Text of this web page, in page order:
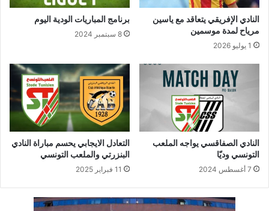
النادي الإفريقي يتعاقد مع ياسين
مرياح لمدة موسمين
1 يوليو 2026
برنامج المباريات الودية اليوم
8 سبتمبر 2024
النادي الصفاقسي يواجه الملعب
التونسي وديّا
7 أغسطس 2024
التعادل الايجابي يحسم مباراة النادي
البنزرتي والملعب التونسي
11 فبراير 2025